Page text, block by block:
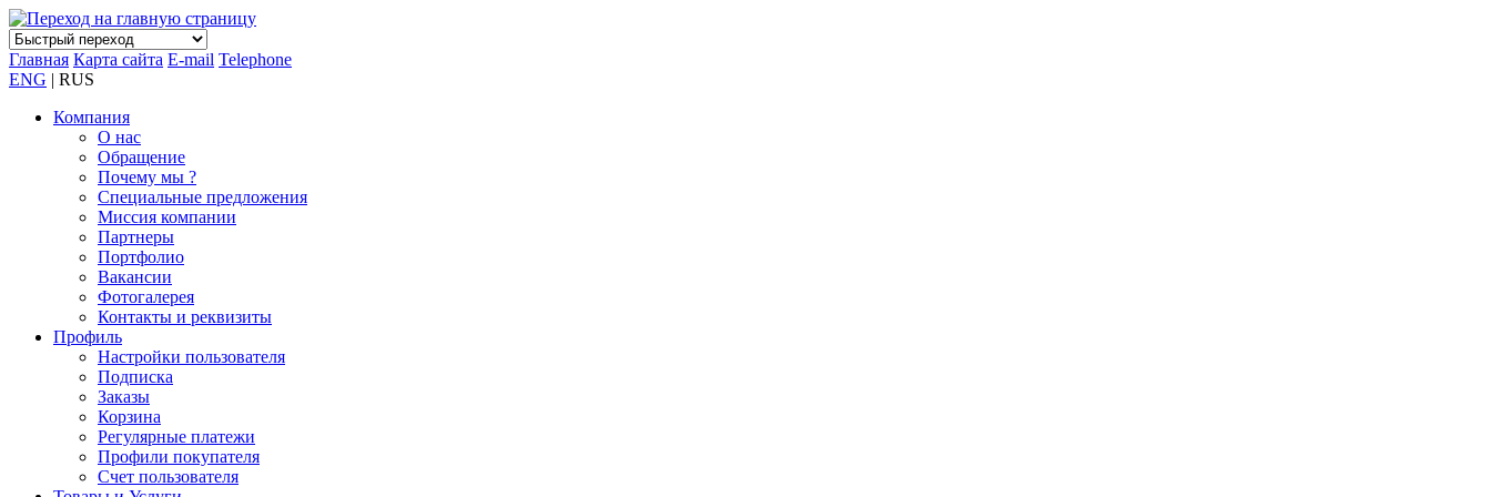
Главная Карта сайта E-mail Telephone
ENG | RUS
Компания
О нас
Обращение
Почему мы ?
Специальные предложения
Миссия компании
Партнеры
Портфолио
Вакансии
Фотогалерея
Контакты и реквизиты
Профиль
Настройки пользователя
Подписка
Заказы
Корзина
Регулярные платежи
Профили покупателя
Счет пользователя